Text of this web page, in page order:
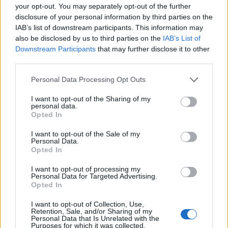
your opt-out. You may separately opt-out of the further
disclosure of your personal information by third parties on the
IAB’s list of downstream participants. This information may
also be disclosed by us to third parties on the IAB’s List of
Downstream Participants that may further disclose it to other
Personal Data Processing Opt Outs
I want to opt-out of the Sharing of my
personal data.
Opted In
I want to opt-out of the Sale of my
Personal Data.
Opted In
I want to opt-out of processing my
Personal Data for Targeted Advertising.
Opted In
I want to opt-out of Collection, Use,
Retention, Sale, and/or Sharing of my
Personal Data that Is Unrelated with the
Purposes for which it was collected.
principal actiu són les persones que ho faran possible el dia a dia de
l’empresa”. El directiu de GMP afegeix que “cal agrair a Acció ia l’ICF les
facilitats que ens han posat perquè la companyia continuï creixent,
transformant-se i sent competitiva al mercat”.
dependència d’alguns clients de sectors com la farmàcia o l’alimentació”. Fins
va reorientar la seva producció per fabricar davantals d’ús sanitari. A l’abril de
2021, van arribar a sortir de la planta castellarenca uns 50.000 davantals
sanitaris. Després d’aquesta emergència sanitària “va baixar molt la feina i la
la seva activitat ni va haver de presentar cap expedient de regulació. GMP “ha
anat aguantant aquest temps amb objectes substitutius”, precisava aleshores
CREADA FA 42 ANYS
GMP és una empresa catalana fundada el 1982, que va inaugurar les seves
el 100% de GMP. Treballa amb maquinària d’alta precisió per fabricar plàstics
que s’utilitzen a l’envasament de productes alimentaris i farmacèutics. Factura
15 milions d’euros anuals, i amb la nova nau industrial l’objectiu és doblar la